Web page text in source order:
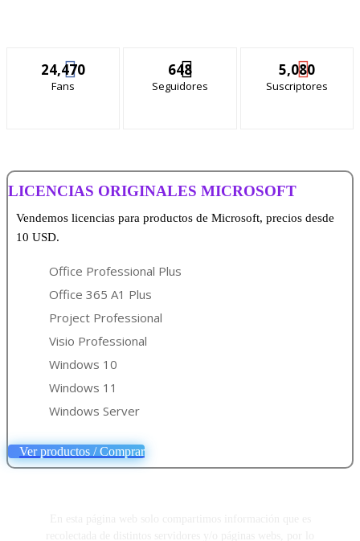
24,470
Fans
648
Seguidores
5,080
Suscriptores
LICENCIAS ORIGINALES MICROSOFT
Vendemos licencias para productos de Microsoft, precios desde
10 USD.
Office Professional Plus
Office 365 A1 Plus
Project Professional
Visio Professional
Windows 10
Windows 11
Windows Server
Ver productos / Comprar